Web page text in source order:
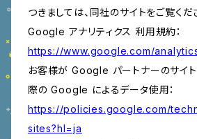
つきましては、同社のサイトをご覧くだ
Google アナリティクス 利用規約：
https://www.google.com/
お客様が Google パートナーのサイ
際の Google によるデータ使用：
https://policies.google.com/
sites?hl=ja